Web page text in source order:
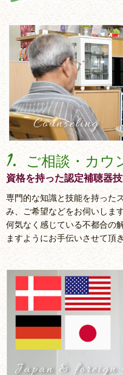
1. ご相談・カウ
資格を持った認定補聴器
専門的な知識と技能を持った
み、ご希望などをお伺いしま
何気なく感じている不都合の
ますようにお手伝いさせて頂